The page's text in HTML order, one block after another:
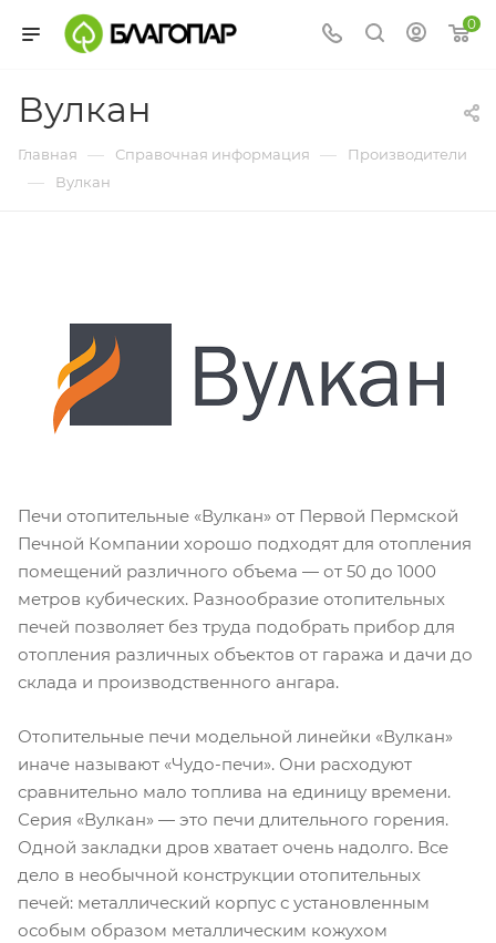
0
Вулкан
Главная — Справочная информация — Производители
— Вулкан
Печи отопительные «Вулкан» от Первой Пермской
Печной Компании хорошо подходят для отопления
помещений различного объема — от 50 до 1000
метров кубических. Разнообразие отопительных
печей позволяет без труда подобрать прибор для
отопления различных объектов от гаража и дачи до
склада и производственного ангара.
Отопительные печи модельной линейки «Вулкан»
иначе называют «Чудо-печи». Они расходуют
сравнительно мало топлива на единицу времени.
Серия «Вулкан» — это печи длительного горения.
Одной закладки дров хватает очень надолго. Все
дело в необычной конструкции отопительных
печей: металлический корпус с установленным
особым образом металлическим кожухом